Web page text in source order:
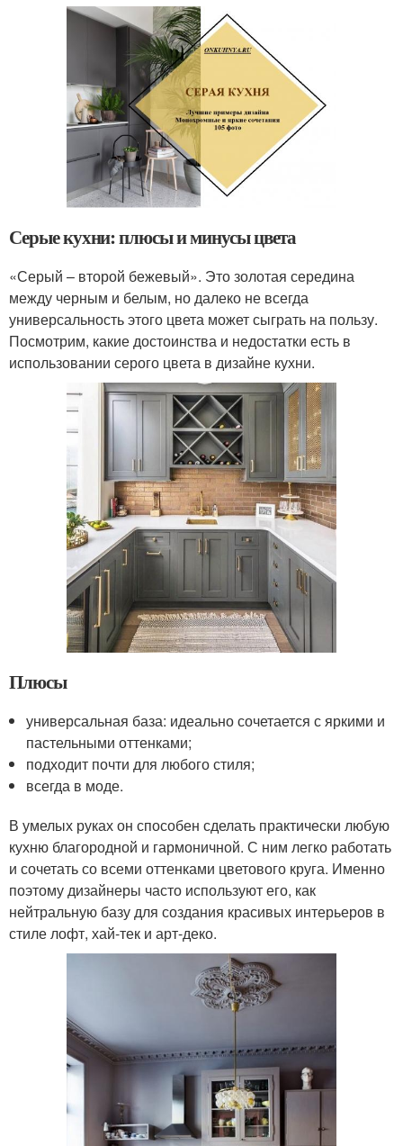
Серые кухни: плюсы и минусы цвета
«Серый – второй бежевый». Это золотая середина
между черным и белым, но далеко не всегда
универсальность этого цвета может сыграть на пользу.
Посмотрим, какие достоинства и недостатки есть в
использовании серого цвета в дизайне кухни.
Плюсы
универсальная база: идеально сочетается с яркими и
пастельными оттенками;
подходит почти для любого стиля;
всегда в моде.
В умелых руках он способен сделать практически любую
кухню благородной и гармоничной. С ним легко работать
и сочетать со всеми оттенками цветового круга. Именно
поэтому дизайнеры часто используют его, как
нейтральную базу для создания красивых интерьеров в
стиле лофт, хай-тек и арт-деко.